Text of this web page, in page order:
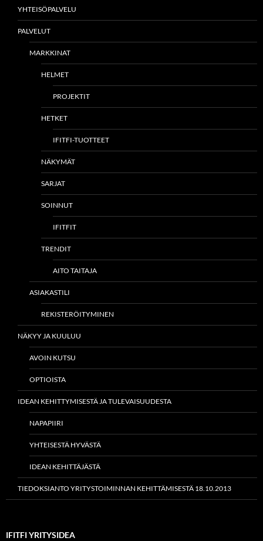
YHTEISÖPALVELU
PALVELUT
MARKKINAT
HELMET
PROJEKTIT
HETKET
IFITFI-TUOTTEET
NÄKYMÄT
SARJAT
SOINNUT
IFITFIT
TRENDIT
AITO TAITAJA
ASIAKASTILI
REKISTERÖITYMINEN
NÄKYY JA KUULUU
AVOIN KUTSU
OPTIOISTA
IDEAN KEHITTYMISESTÄ JA TULEVAISUUDESTA
NAPAPIIRI
YHTEISESTÄ HYVÄSTÄ
IDEAN KEHITTÄJÄSTÄ
TIEDOKSIANTO YRITYSTOIMINNAN KEHITTÄMISESTÄ 18.10.2013
IFITFI YRITYSIDEA